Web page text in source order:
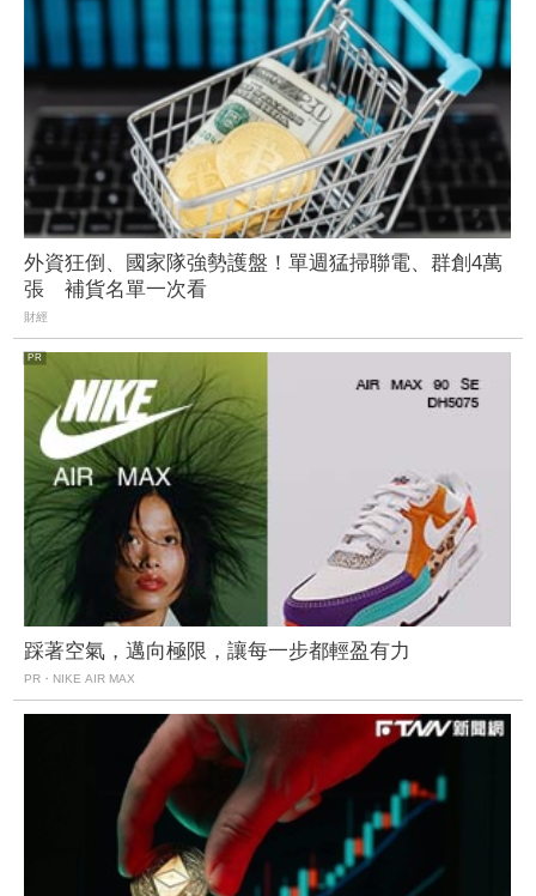
外資狂倒、國家隊強勢護盤！單週猛掃聯電、群創4萬
張 補貨名單一次看
財經
踩著空氣，邁向極限，讓每一步都輕盈有力
PR・NIKE AIR MAX